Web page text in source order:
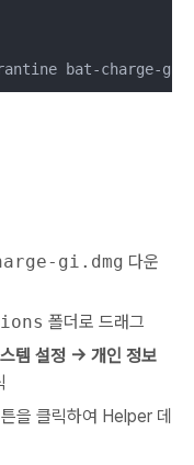
gi.dmg 다운
폴더로 드래그
템 설정 → 개인 정보
을 클릭하여 Helper 데